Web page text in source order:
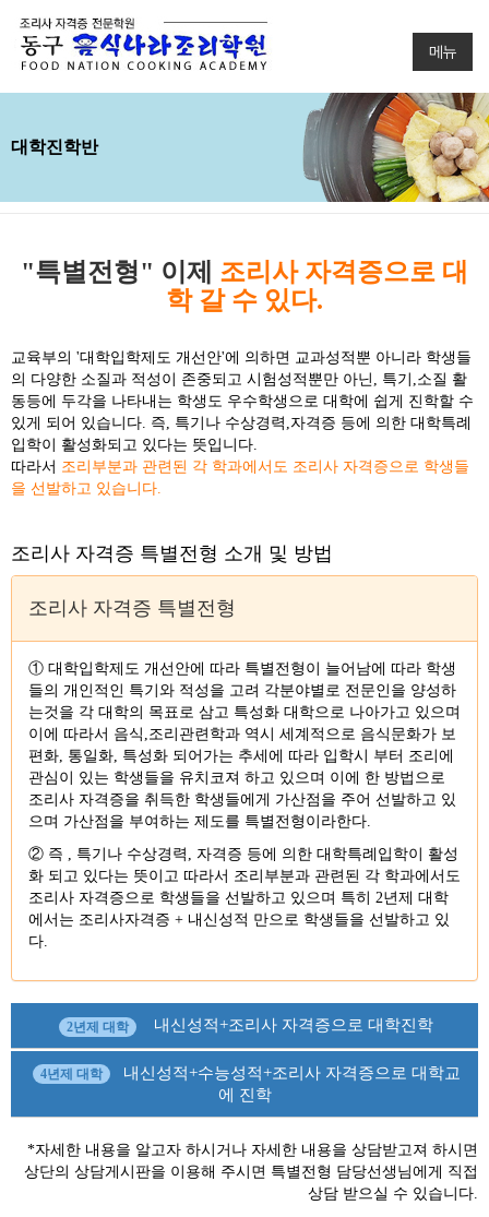
메뉴
대학진학반
"특별전형" 이제 조리사 자격증으로 대
학 갈 수 있다.
교육부의 '대학입학제도 개선안'에 의하면 교과성적뿐 아니라 학생들
의 다양한 소질과 적성이 존중되고 시험성적뿐만 아닌, 특기,소질 활
동등에 두각을 나타내는 학생도 우수학생으로 대학에 쉽게 진학할 수
있게 되어 있습니다. 즉, 특기나 수상경력,자격증 등에 의한 대학특례
입학이 활성화되고 있다는 뜻입니다.
따라서 조리부분과 관련된 각 학과에서도 조리사 자격증으로 학생들
을 선발하고 있습니다.
조리사 자격증 특별전형 소개 및 방법
조리사 자격증 특별전형
① 대학입학제도 개선안에 따라 특별전형이 늘어남에 따라 학생
들의 개인적인 특기와 적성을 고려 각분야별로 전문인을 양성하
는것을 각 대학의 목표로 삼고 특성화 대학으로 나아가고 있으며
이에 따라서 음식,조리관련학과 역시 세계적으로 음식문화가 보
편화, 통일화, 특성화 되어가는 추세에 따라 입학시 부터 조리에
관심이 있는 학생들을 유치코져 하고 있으며 이에 한 방법으로
조리사 자격증을 취득한 학생들에게 가산점을 주어 선발하고 있
으며 가산점을 부여하는 제도를 특별전형이라한다.
② 즉 , 특기나 수상경력, 자격증 등에 의한 대학특례입학이 활성
화 되고 있다는 뜻이고 따라서 조리부분과 관련된 각 학과에서도
조리사 자격증으로 학생들을 선발하고 있으며 특히 2년제 대학
에서는 조리사자격증 + 내신성적 만으로 학생들을 선발하고 있
다.
2년제 대학 내신성적+조리사 자격증으로 대학진학
4년제 대학
내신성적+수능성적+조리사 자격증으로 대학교
에 진학
*자세한 내용을 알고자 하시거나 자세한 내용을 상담받고져 하시면
상단의 상담게시판을 이용해 주시면 특별전형 담당선생님에게 직접
상담 받으실 수 있습니다.